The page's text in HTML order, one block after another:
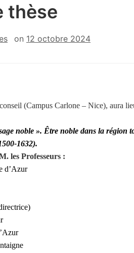
thèse
on 12 octobre 2024
(Campus Carlone – Nice), aura
noble ». Être noble dans la région
1632).
les Professeurs :
d’Azur